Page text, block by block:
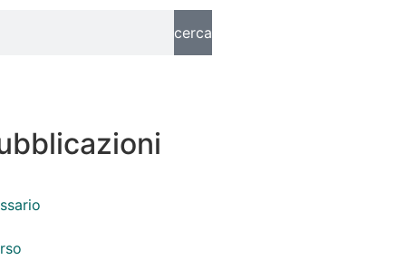
cerca